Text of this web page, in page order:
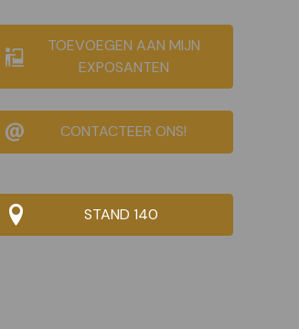
TOEVOEGEN AAN MIJN
EXPOSANTEN
CONTACTEER ONS!
STAND 140